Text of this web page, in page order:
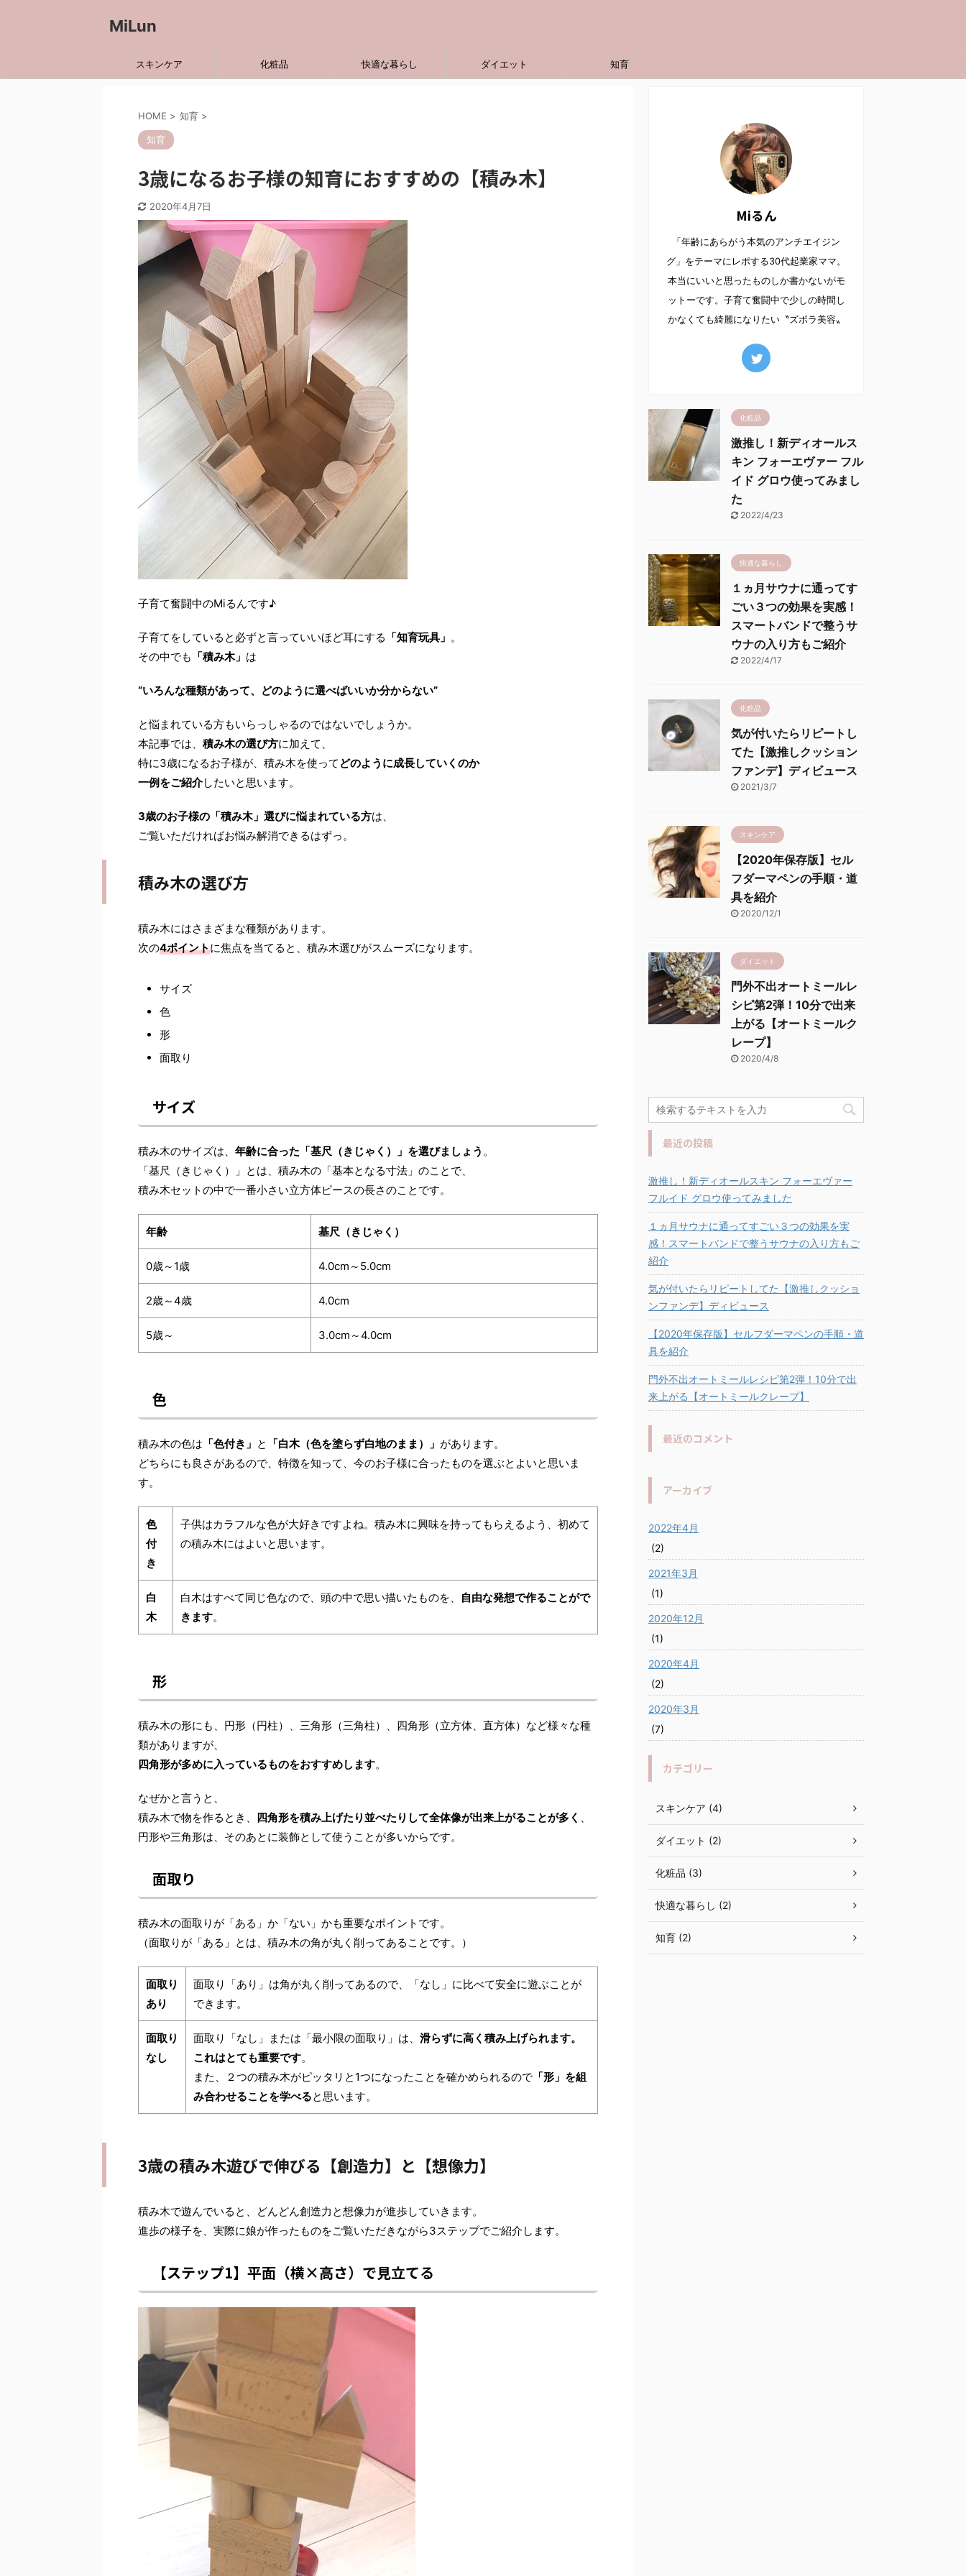
MiLun
スキンケア 化粧品 快適な暮らし ダイエット 知育
HOME > 知育 >
知育
3歳になるお子様の知育におすすめの【積み木】
2020年4月7日
子育て奮闘中のMiるんです♪
子育てをしていると必ずと言っていいほど耳にする 「知育玩具」 。
その中でも 「積み木」 は
“いろんな種類があって、どのように選べばいいか分からない”
と悩まれている方もいらっしゃるのではないでしょうか。
本記事では、 積み木の選び方に加えて、
特に3歳になるお子様が、積み木を使って どのように成長していくのか
一例をご紹介したいと思います。
3歳のお子様の「積み木」選びに悩まれている方は、
ご覧いただければお悩み解消できるはずっ。
積み木の選び方
積み木にはさまざまな種類があります。
次の4ポイントに焦点を当てると、積み木選びがスムーズになります。
サイズ
色
形
面取り
サイズ
積み木のサイズは、 年齢に合った「基尺（きじゃく）」を選びましょう 。
「基尺（きじゃく）」とは、積み木の「基本となる寸法」のことで、
積み木セットの中で一番小さい立方体ピースの長さのことです。
年齢 基尺（きじゃく）
0歳～1歳 4.0cm～5.0cm
2歳～4歳 4.0cm
5歳～ 3.0cm～4.0cm
色
積み木の色は 「色付き」 と 「白木（色を塗らず白地のまま）」 があります。
どちらにも良さがあるので、特徴を知って、今のお子様に合ったものを選ぶとよいと思いま
す。
色
付
き
子供はカラフルな色が大好きですよね。積み木に興味を持ってもらえるよう、初めて
の積み木にはよいと思います。
白
木
白木はすべて同じ色なので、頭の中で思い描いたものを、
自由な発想で作ることがで
きます。
形
積み木の形にも、円形（円柱）、三角形（三角柱）、四角形（立方体、直方体）など様々な種
類がありますが、
四角形が多めに入っているものをおすすめします。
なぜかと言うと、
積み木で物を作るとき、 四角形を積み上げたり並べたりして全体像が出来上がることが多く 、
円形や三角形は、そのあとに装飾として使うことが多いからです。
面取り
積み木の面取りが「ある」か「ない」かも重要なポイントです。
（面取りが「ある」とは、積み木の角が丸く削ってあることです。）
面取り
あり
面取り「あり」は角が丸く削ってあるので、「なし」に比べて安全に遊ぶことが
できます。
面取り
なし
面取り「なし」または「最小限の面取り」は、 滑らずに高く積み上げられます。
これはとても重要です。
また、２つの積み木がピッタリと1つになったことを確かめられるので 「形」を組
み合わせることを学べると思います。
3歳の積み木遊びで伸びる【創造力】と【想像力】
積み木で遊んでいると、どんどん創造力と想像力が進歩していきます。
進歩の様子を、実際に娘が作ったものをご覧いただきながら3ステップでご紹介します。
【ステップ1】平面（横×高さ）で見立てる
Miるん
「年齢にあらがう本気のアンチエイジン
グ」をテーマにレポする30代起業家ママ。
本当にいいと思ったものしか書かないがモ
ットーです。子育て奮闘中で少しの時間し
かなくても綺麗になりたい〝ズボラ美容〟
化粧品
激推し！新ディオールス
キン フォーエヴァー フル
イド グロウ使ってみまし
た
2022/4/23
快適な暮らし
１ヵ月サウナに通ってす
ごい３つの効果を実感！
スマートバンドで整うサ
ウナの入り方もご紹介
2022/4/17
化粧品
気が付いたらリピートし
てた【激推しクッション
ファンデ】ディビュース
2021/3/7
スキンケア
【2020年保存版】セル
フダーマペンの手順・道
具を紹介
2020/12/1
ダイエット
門外不出オートミールレ
シピ第2弾！10分で出来
上がる【オートミールク
レープ】
2020/4/8
最近の投稿
激推し！新ディオールスキン フォーエヴァー
フルイド グロウ使ってみました
１ヵ月サウナに通ってすごい３つの効果を実
感！スマートバンドで整うサウナの入り方もご
紹介
気が付いたらリピートしてた【激推しクッショ
ンファンデ】ディビュース
【2020年保存版】セルフダーマペンの手順・道
具を紹介
門外不出オートミールレシピ第2弾！10分で出
来上がる【オートミールクレープ】
最近のコメント
アーカイブ
2022年4月
(2)
2021年3月
(1)
2020年12月
(1)
2020年4月
(2)
2020年3月
(7)
カテゴリー
スキンケア (4)
ダイエット (2)
化粧品 (3)
快適な暮らし (2)
知育 (2)